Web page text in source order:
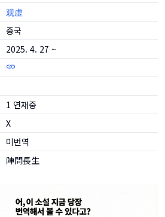
观虚
중국
2025. 4. 27 ~
1 연재중
X
미번역
陣問長生